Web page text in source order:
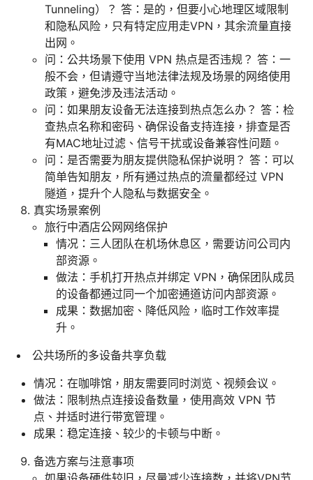
Tunneling）？ 答：是的，但要小心地理区域限制
和隐私风险，只有特定应用走VPN，其余流量直接
出网。
问：公共场景下使用 VPN 热点是否违规？ 答：一
般不会，但请遵守当地法律法规及场景的网络使用
政策，避免涉及违法活动。
问：如果朋友设备无法连接到热点怎么办？ 答：检
查热点名称和密码、确保设备支持连接，排查是否
有MAC地址过滤、信号干扰或设备兼容性问题。
问：是否需要为朋友提供隐私保护说明？ 答：可以
简单告知朋友，所有通过热点的流量都经过 VPN
隧道，提升个人隐私与数据安全。
真实场景案例
旅行中酒店公网网络保护
情况：三人团队在机场休息区，需要访问公司内
部资源。
做法：手机打开热点并绑定 VPN，确保团队成员
的设备都通过同一个加密通道访问内部资源。
成果：数据加密、降低风险，临时工作效率提
升。
公共场所的多设备共享负载
情况：在咖啡馆，朋友需要同时浏览、视频会议。
做法：限制热点连接设备数量，使用高效 VPN 节
点、并适时进行带宽管理。
成果：稳定连接、较少的卡顿与中断。
备选方案与注意事项